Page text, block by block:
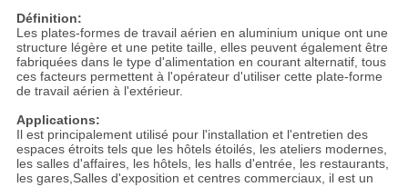
Définition:
Les plates-formes de travail aérien en aluminium unique ont une
structure légère et une petite taille, elles peuvent également être
fabriquées dans le type d'alimentation en courant alternatif, tous
ces facteurs permettent à l'opérateur d'utiliser cette plate-forme
de travail aérien à l'extérieur.
Applications:
Il est principalement utilisé pour l'installation et l'entretien des
espaces étroits tels que les hôtels étoilés, les ateliers modernes,
les salles d'affaires, les hôtels, les halls d'entrée, les restaurants,
les gares,Salles d'exposition et centres commerciaux, il est un